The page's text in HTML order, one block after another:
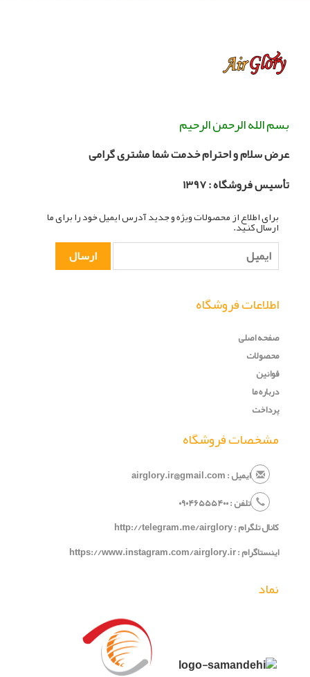
بسم الله الرحمن الرحیم
عرض سلام و احترام خدمت شما مشتری گرامی
تأسیس فروشگاه :
۱۳۹۷
برای اطلاع از محصولات ویژه و جدید آدرس ایمیل خود را برای ما
ارسال کنید.
اطلاعات فروشگاه
صفحه اصلی
محصولات
قوانین
درباره ما
پرداخت
مشخصات فروشگاه
ایمیل : airglory.ir@gmail.com
تلفن :
۰۹۰۴۶۵۵۵۴۰۰
کانال تلگرام :http://telegram.me/airglory
اینستاگرام :https://www.instagram.com/airglory.ir
نماد